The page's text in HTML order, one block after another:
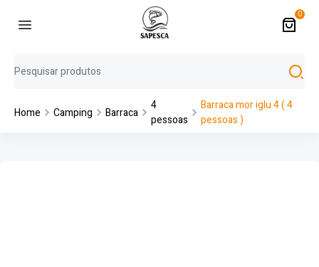
0
Home Camping Barraca
4
pessoas
Barraca mor iglu 4 ( 4
pessoas )